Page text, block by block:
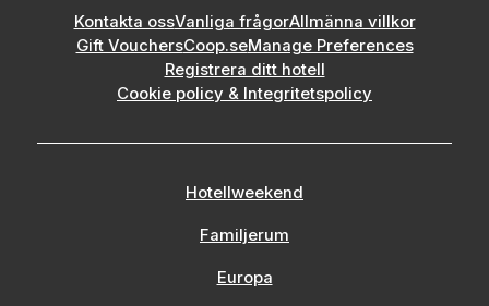
Kontakta ossVanliga frågorAllmänna villkor
Gift VouchersCoop.seManage Preferences
Registrera ditt hotell
Cookie policy & Integritetspolicy
Hotellweekend
Familjerum
Europa